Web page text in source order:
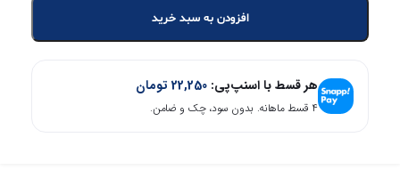
افزودن به سبد خرید
هر قسط با اسنپ‌پی: 22,250 تومان
۴ قسط ماهانه. بدون سود، چک و ضامن.